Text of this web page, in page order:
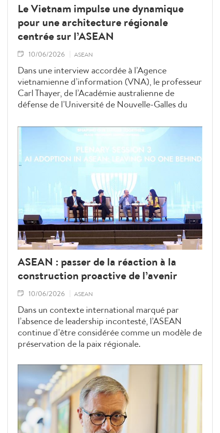
Le Vietnam impulse une dynamique
pour une architecture régionale
centrée sur l’ASEAN
10/06/2026 ASEAN
Dans une interview accordée à l’Agence
vietnamienne d’information (VNA), le professeur
Carl Thayer, de l’Académie australienne de
défense de l’Université de Nouvelle-Galles du
plateforme de dialogue réunissant non seulement
des représentants gouvernementaux, mais
également des entrepreneurs, des universitaires
et des acteurs des médias.
ASEAN : passer de la réaction à la
construction proactive de l’avenir
10/06/2026 ASEAN
Dans un contexte international marqué par
l’absence de leadership incontesté, l’ASEAN
continue d’être considérée comme un modèle de
préservation de la paix régionale.